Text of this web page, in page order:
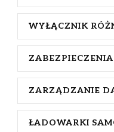
WYŁĄCZNIK
ZABEZPIECZENIA
ZARZĄDZANIE
ŁADOWARKI